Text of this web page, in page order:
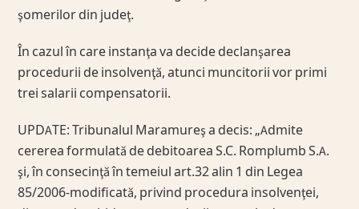
şomerilor din judeţ.
În cazul în care instanţa va decide declanşarea
procedurii de insolvenţă, atunci muncitorii vor primi
trei salarii compensatorii.
UPDATE: Tribunalul Maramureş a decis: „Admite
cererea formulată de debitoarea S.C. Romplumb S.A.
şi, în consecinţă în temeiul art.32 alin 1 din Legea
85/2006-modificată, privind procedura insolvenţei,